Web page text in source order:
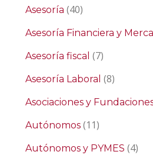
Asesoría (40)
Asesoría Financiera y
Asesoría fiscal (7)
Asesoría Laboral (8)
Asociaciones y
Autónomos (11)
Autónomos y PYMES (4)